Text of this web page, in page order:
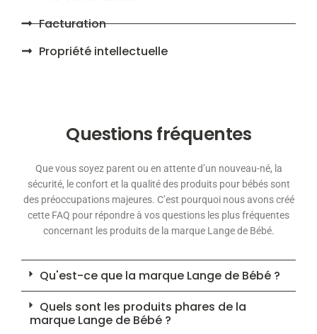
Facturation
Propriété intellectuelle
Questions fréquentes
Que vous soyez parent ou en attente d’un nouveau-né, la
sécurité, le confort et la qualité des produits pour bébés sont
des préoccupations majeures. C’est pourquoi nous avons créé
cette FAQ pour répondre à vos questions les plus fréquentes
concernant les produits de la marque Lange de Bébé.
Qu'est-ce que la marque Lange de Bébé ?
Quels sont les produits phares de la
marque Lange de Bébé ?